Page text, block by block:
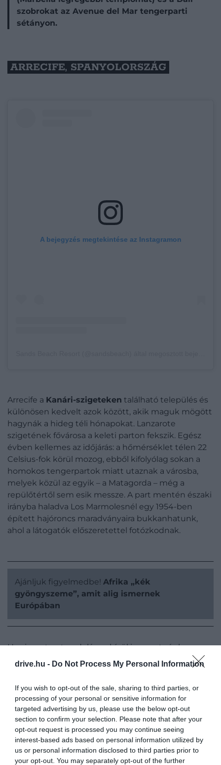
drive.hu - Do Not Process My Personal Information
If you wish to opt-out of the sale, sharing to third parties, or
processing of your personal or sensitive information for
targeted advertising by us, please use the below opt-out
section to confirm your selection. Please note that after your
opt-out request is processed you may continue seeing
interest-based ads based on personal information utilized by
us or personal information disclosed to third parties prior to
your opt-out. You may separately opt-out of the further
szobrokat az Avenue del Mar tengerparti
sétányon.
ARRECIFE, SPANYOLORSZÁG
A bejegyzés megtekintése az Instagramon
Arrecife a Kanári-szigeteken található település és
különösen kedvelt azok között, akik maguk mögött
hagynák a hideg téli hónapokat. Lanzarote
szigetének fővárosa a keleti parton fekszik. Egész
évben kellemes az időjárás: a hőmérséklet télen 22
Celsius-fok körül mozog, ebből kifolyólag sokan a
homokos tengerpartok miatt utaznak a városba,
melyek közül az egyik – a Matagorda – még a
repülőtértől sem esik messze. A part mentén északi
irányba haladva Los Marmolesnél egy 1954-ben
épített hajóroncs maradványaira bukkanhatunk,
ahol a látogatók előszeretettel fotózkodnak.
Ajánljuk figyelmedbe! Afrika „kék
gyöngyszeme”, amit alig ismernek
Európában
Ha viszont a strandoláson kívül is szeretnénk
valamit csinálni, akkor ellátogathatunk a sziget
Vulkánok Nemzeti Parkba
, vagy
kráterekkel teli térség még a 18. század első felében
alakult ki egy vulkánkitörés miatt, mely
következtében a környéket beborította a hamu és
a forró láva. Ennek köszönhető a ma látható
okkersárga-vöröses táj, ami egy UNESCO bioszféra-
rezervátumként van nyilvántartva.